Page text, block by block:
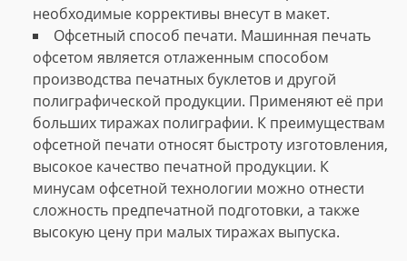
необходимые коррективы внесут в макет.
Офсетный способ печати. Машинная печать
офсетом является отлаженным способом
производства печатных буклетов и другой
полиграфической продукции. Применяют её при
больших тиражах полиграфии. К преимуществам
офсетной печати относят быстроту изготовления,
высокое качество печатной продукции. К
минусам офсетной технологии можно отнести
сложность предпечатной подготовки, а также
высокую цену при малых тиражах выпуска.